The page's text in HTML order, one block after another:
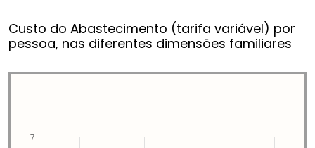
Custo do Abastecimento (tarifa variável) por
pessoa, nas diferentes dimensões familiares
7